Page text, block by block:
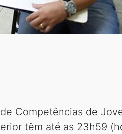
Competências de
têm até as 23h59